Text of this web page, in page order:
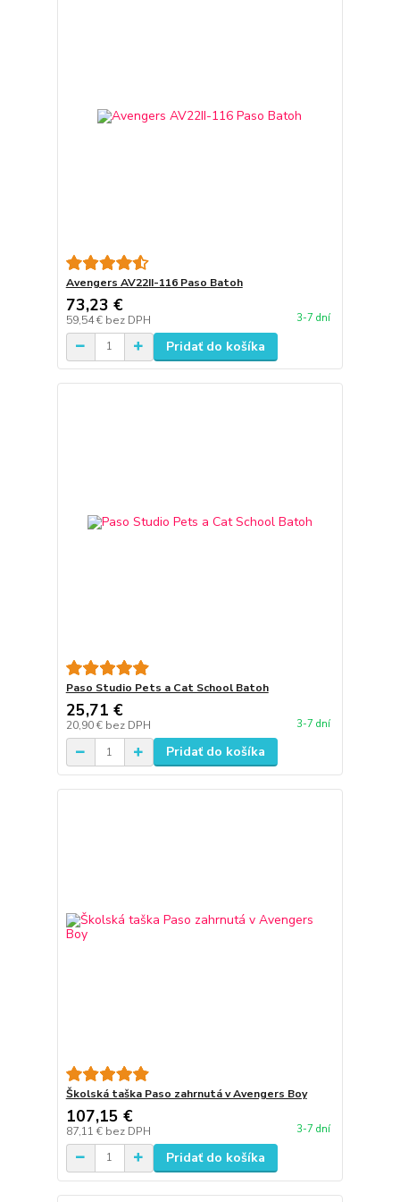
Avengers AV22II-116 Paso Batoh
73,23 €
59,54 € bez DPH 3-7 dní
Pridať do košíka
Paso Studio Pets a Cat School Batoh
25,71 €
20,90 € bez DPH 3-7 dní
Pridať do košíka
Školská taška Paso zahrnutá v Avengers Boy
107,15 €
87,11 € bez DPH 3-7 dní
Pridať do košíka